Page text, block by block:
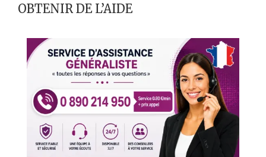
OBTENIR DE L’AIDE